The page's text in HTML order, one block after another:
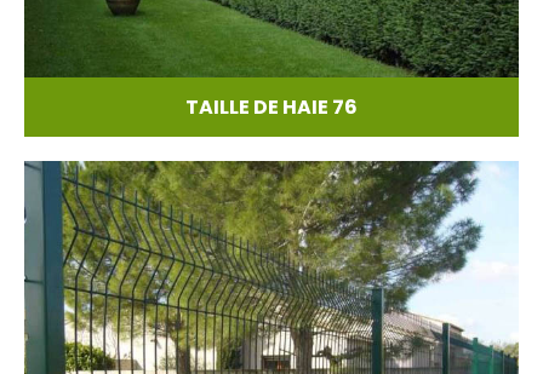
TAILLE DE HAIE 76